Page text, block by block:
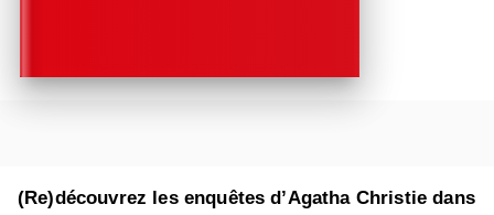
(Re)découvrez les enquêtes d’Agatha Christie dans